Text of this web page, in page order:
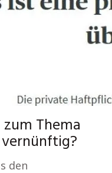
Thema
den